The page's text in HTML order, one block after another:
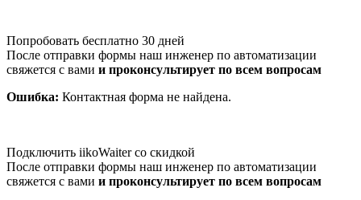
Попробовать бесплатно 30 дней
После отправки формы наш инженер по автоматизации
свяжется с вами и проконсультирует по всем вопросам
Ошибка: Контактная форма не найдена.
Подключить iikoWaiter со скидкой
После отправки формы наш инженер по автоматизации
свяжется с вами и проконсультирует по всем вопросам